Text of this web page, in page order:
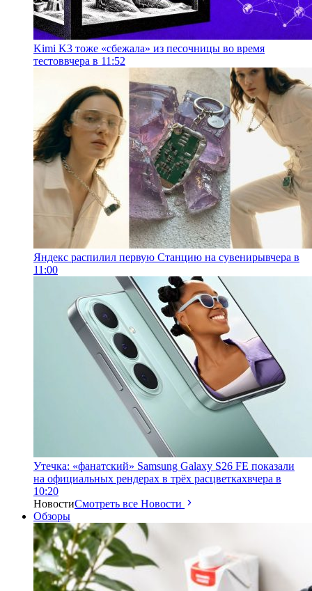
Kimi K3 тоже «сбежала» из песочницы во время
тестоввчера в 11:52
Яндекс распилил первую Станцию на сувенирывчера в
11:00
Утечка: «фанатский» Samsung Galaxy S26 FE показали
на официальных рендерах в трёх расцветкахвчера в
10:20
НовостиСмотреть все Новости
Обзоры